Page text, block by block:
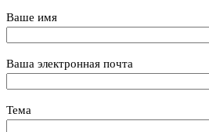
Ваше имя
Ваша электронная почта
Тема